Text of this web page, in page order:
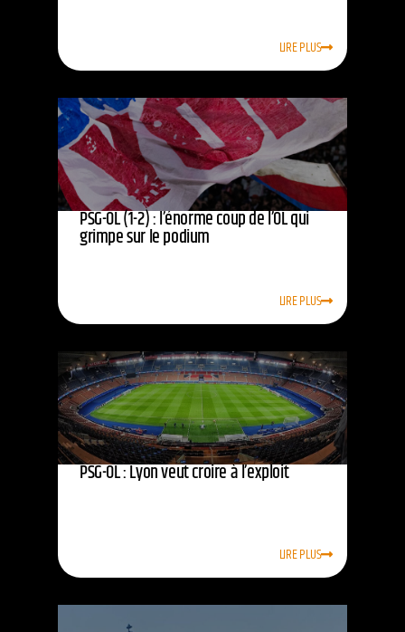
LIRE PLUS
PSG-OL (1-2) : l’énorme coup de l’OL qui
grimpe sur le podium
LIRE PLUS
PSG-OL : Lyon veut croire à l’exploit
LIRE PLUS